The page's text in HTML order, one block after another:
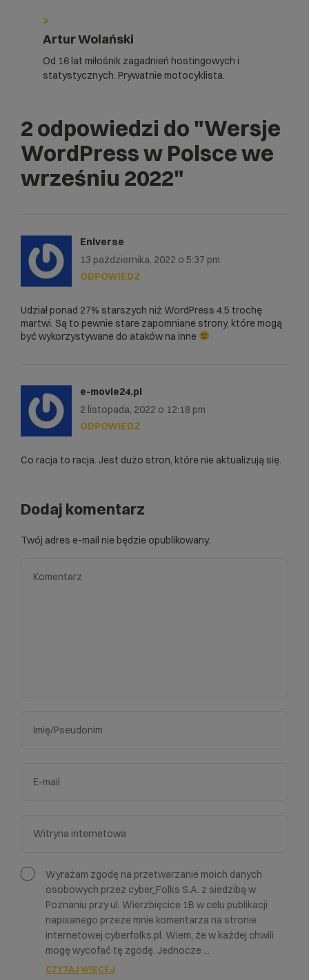
>
Artur Wolański
Od 16 lat miłośnik zagadnień hostingowych i
statystycznych. Prywatnie motocyklista.
2 odpowiedzi do "Wersje
WordPress w Polsce we
wrześniu 2022"
Eniverse
13 października, 2022 o 5:37 pm
Udział ponad 27% starszych niż WordPress 4.5 trochę
martwi. Są to pewnie stare zapomniane strony, które mogą
być wykorzystywane do ataków na inne
ODPOWIEDZ
e-movie24.pl
2 listopada, 2022 o 12:18 pm
Co racja to racja. Jest dużo stron, które nie aktualizują się.
ODPOWIEDZ
Dodaj komentarz
Twój adres e-mail nie będzie opublikowany.
Wyrażam zgodę na przetwarzanie moich danych
osobowych przez cyber_Folks S.A. z siedzibą w
Poznaniu przy ul. Wierzbięcice 1B w celu publikacji
napisanego przeze mnie komentarza na stronie
internetowej cyberfolks.pl. Wiem, że w każdej chwili
mogę wycofać tę zgodę. Jednocze ...
CZYTAJ WIĘCEJ